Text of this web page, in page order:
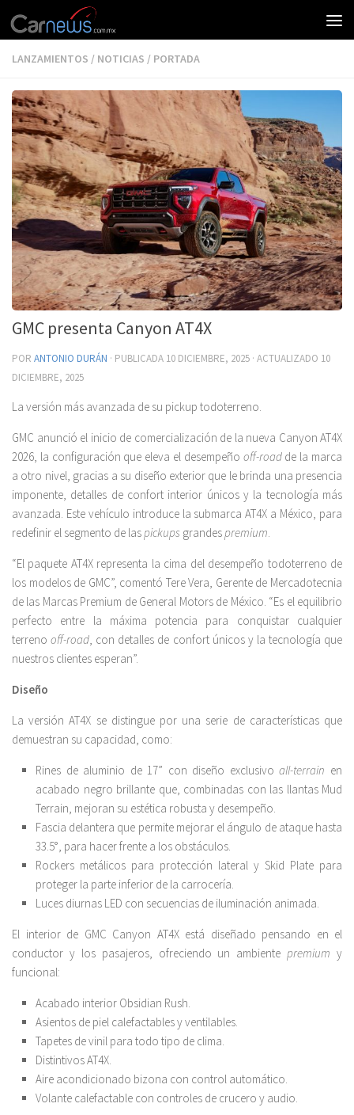
LANZAMIENTOS / NOTICIAS / PORTADA
GMC presenta Canyon AT4X
POR ANTONIO DURÁN · PUBLICADA 10 DICIEMBRE, 2025 · ACTUALIZADO 10
DICIEMBRE, 2025
La versión más avanzada de su pickup todoterreno.
GMC anunció el inicio de comercialización de la nueva Canyon AT4X
2026, la configuración que eleva el desempeño off-road de la marca
a otro nivel, gracias a su diseño exterior que le brinda una presencia
imponente, detalles de confort interior únicos y la tecnología más
avanzada. Este vehículo introduce la submarca AT4X a México, para
redefinir el segmento de laspickups grandespremium.
“El paquete AT4X representa la cima del desempeño todoterreno de
los modelos de GMC”, comentó Tere Vera, Gerente de Mercadotecnia
de las Marcas Premium de General Motors de México. “Es el equilibrio
perfecto entre la máxima potencia para conquistar cualquier
terrenooff-road, con detalles de confort únicos y la tecnología que
nuestros clientes esperan”.
Diseño
La versión AT4X se distingue por una serie de características que
demuestran su capacidad, como:
Rines de aluminio de 17” con diseño exclusivoall-terrain en
acabado negro brillante que, combinadas con las llantas Mud
Terrain, mejoran su estética robusta y desempeño.
Fascia delantera que permite mejorar el ángulo de ataque hasta
33.5°, para hacer frente a los obstáculos.
Rockers metálicos para protección lateral y Skid Plate para
proteger la parte inferior de la carrocería.
Luces diurnas LED con secuencias de iluminación animada.
El interior de GMC Canyon AT4X está diseñado pensando en el
conductor y los pasajeros, ofreciendo un ambientepremium y
funcional:
Acabado interior Obsidian Rush.
Asientos de piel calefactables y ventilables.
Tapetes de vinil para todo tipo de clima.
Distintivos AT4X.
Aire acondicionado bizona con control automático.
Volante calefactable con controles de crucero y audio.